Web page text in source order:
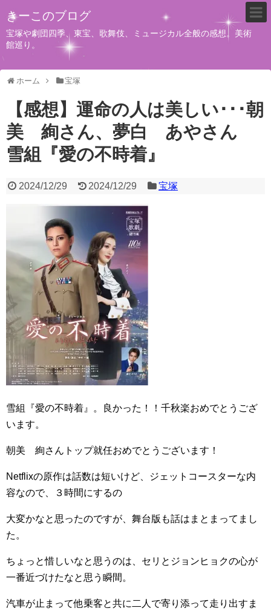
きーこのブログ
宝塚や劇団四季、東宝、歌舞伎、ミュージカル全般の感想。美術
館巡り。
ホーム 宝塚
【感想】運命の人は美しい･･･朝
美 絢さん、夢白 あやさん
雪組『愛の不時着』
2024/12/29 2024/12/29 宝塚
雪組『愛の不時着』。良かった！！千秋楽おめでとうござ
います。
朝美 絢さんトップ就任おめでとうございます！
Netflixの原作は話数は短いけど、ジェットコースターな内
容なので、３時間にするの
大変かなと思ったのですが、舞台版も話はまとまってまし
た。
ちょっと惜しいなと思うのは、セリとジョンヒョクの心が
一番近づけたなと思う瞬間。
汽車が止まって他乗客と共に二人で寄り添って走り出すま